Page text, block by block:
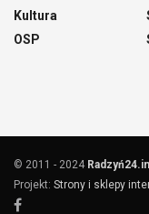
Kultura
OSP
© 2011 - 2024
Projekt: Strony i sklepy